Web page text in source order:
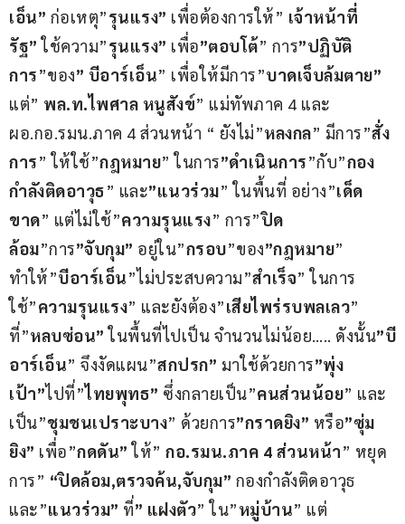
เอ็น” ก่อเหตุ”รุนแรง” เพื่อต้องการให้” เจ้าหน้าที่
รัฐ” ใช้ความ”รุนแรง” เพื่อ”ตอบโต้” การ”ปฏิบัติ
การ”ของ” บีอาร์เอ็น” เพื่อให้มีการ”บาดเจ็บล้มตาย”
แต่” พล.ท.ไพศาล หนูสังข์” แม่ทัพภาค 4 และ
ผอ.กอ.รมน.ภาค 4 ส่วนหน้า “ ยังไม่”หลงกล” มีการ”สั่ง
การ” ให้ใช้”กฎหมาย” ในการ”ดำเนินการ”กับ”กอง
กำลังติดอาวุธ” และ”แนวร่วม” ในพื้นที่ อย่าง”เด็ด
ขาด” แต่ไม่ใช้”ความรุนแรง” การ”ปิด
ล้อม”การ”จับกุม” อยู่ใน”กรอบ”ของ”กฎหมาย”
ทำให้”บีอาร์เอ็น”ไม่ประสบความ”สำเร็จ” ในการ
ใช้”ความรุนแรง” และยังต้อง”เสียไพร่รบพลเลว”
ที่”หลบซ่อน” ในพื้นที่ไปเป็น จำนวนไม่น้อย….. ดังนั้น”บี
อาร์เอ็น” จึงงัดแผน”สกปรก” มาใช้ด้วยการ”พุ่ง
เป้า”ไปที่”ไทยพุทธ” ซึ่งกลายเป็น”คนส่วนน้อย” และ
เป็น”ชุมชนเปราะบาง” ด้วยการ”กราดยิง” หรือ”ซุ่ม
ยิง” เพื่อ”กดดัน” ให้” กอ.รมน.ภาค 4 ส่วนหน้า” หยุด
การ” “ปิดล้อม,ตรวจค้น,จับกุม” กองกำลังติดอาวุธ
และ”แนวร่วม” ที่” แฝงตัว” ใน”หมู่บ้าน” แต่